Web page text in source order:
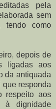
pela
sem
tendo como
depois de
ligadas aos
da antiquada
responda
respeito aos
à dignidade